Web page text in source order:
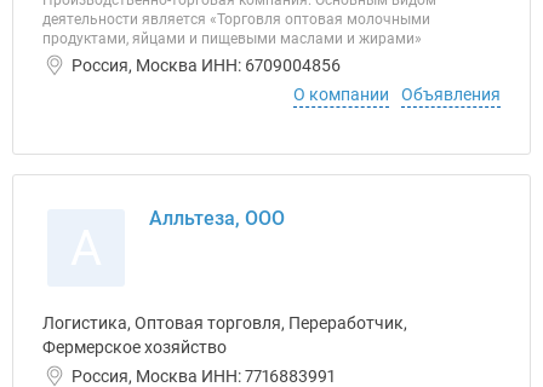
деятельности является «Торговля оптовая молочными
продуктами, яйцами и пищевыми маслами и жирами»
Россия, Москва ИНН: 6709004856
О компании
Объявления
Алльтеза, ООО
Логистика, Оптовая торговля, Переработчик,
Фермерское хозяйство
Россия, Москва ИНН: 7716883991